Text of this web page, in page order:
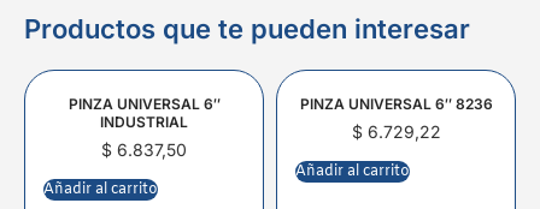
Productos que te pueden interesar
PINZA UNIVERSAL 6″
INDUSTRIAL
$ 6.837,50
Añadir al carrito
PINZA UNIVERSAL 6″ 8236
$6.729,22
Añadir al carrito